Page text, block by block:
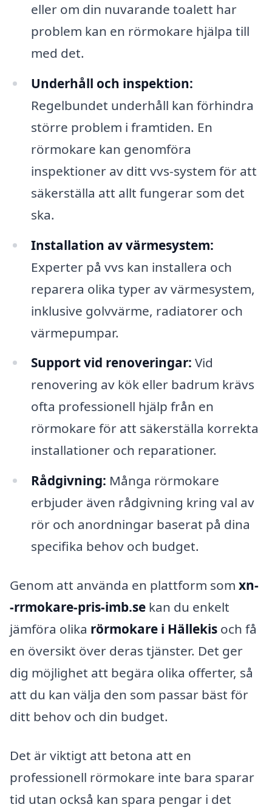
eller om din nuvarande toalett har
problem kan en rörmokare hjälpa till
med det.
Underhåll och inspektion:
Regelbundet underhåll kan förhindra
större problem i framtiden. En
rörmokare kan genomföra
inspektioner av ditt vvs-system för att
säkerställa att allt fungerar som det
ska.
Installation av värmesystem:
Experter på vvs kan installera och
reparera olika typer av värmesystem,
inklusive golvvärme, radiatorer och
värmepumpar.
Support vid renoveringar: Vid
renovering av kök eller badrum krävs
ofta professionell hjälp från en
rörmokare för att säkerställa korrekta
installationer och reparationer.
Rådgivning: Många rörmokare
erbjuder även rådgivning kring val av
rör och anordningar baserat på dina
specifika behov och budget.
Genom att använda en plattform som xn-
-rrmokare-pris-imb.se kan du enkelt
jämföra olika rörmokare i Hällekis och få
en översikt över deras tjänster. Det ger
dig möjlighet att begära olika offerter, så
att du kan välja den som passar bäst för
ditt behov och din budget.
Det är viktigt att betona att en
professionell rörmokare inte bara sparar
tid utan också kan spara pengar i det